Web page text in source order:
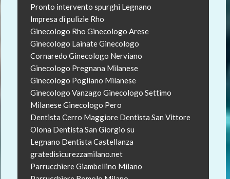
Pronto intervento spurghi Legnano
Impresa di pulizie Rho
Ginecologo Rho Ginecologo Arese
Ginecologo LainateGinecologo
Cornaredo Ginecologo Nerviano
Ginecologo Pregnana Milanese
Ginecologo Pogliano Milanese
Ginecologo Vanzago Ginecologo Settimo
MilaneseGinecologo Pero
Dentista Cerro Maggiore Dentista San Vittore
Olona Dentista San Giorgio su
Legnano Dentista Castellanza
gratedisicurezzamilano.net
Parrucchiere Giambellino Milano